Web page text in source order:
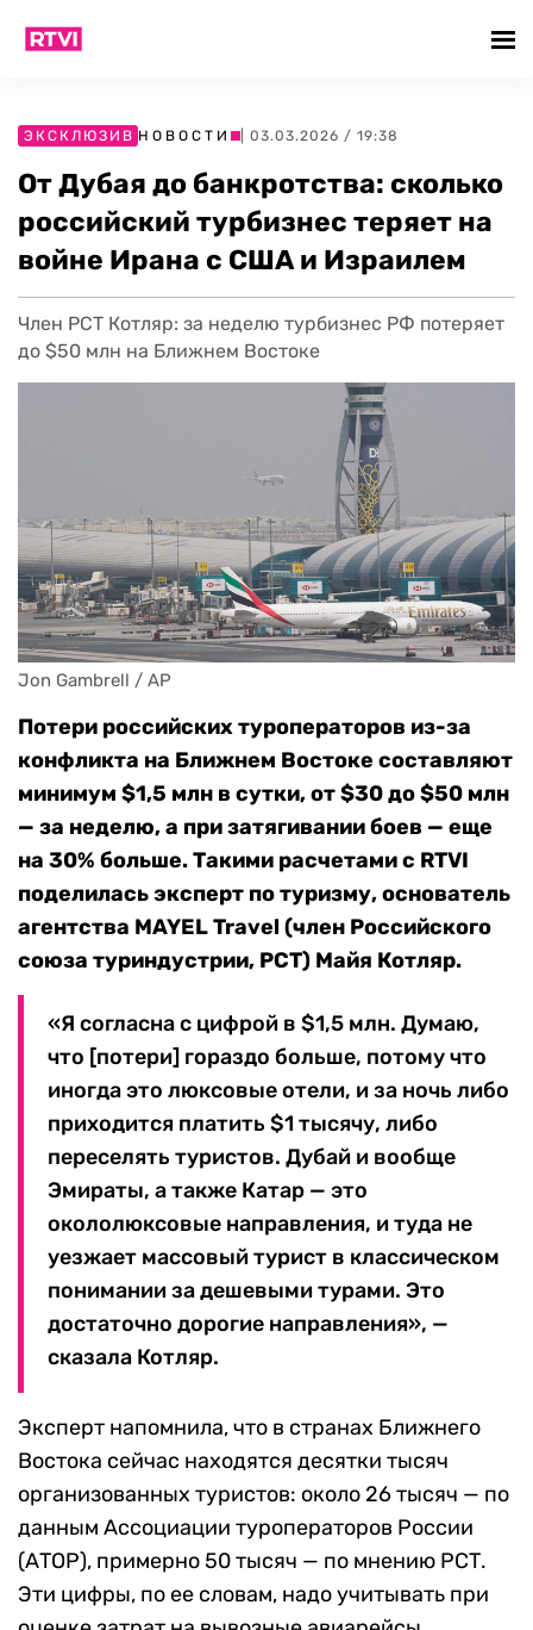
ЭКСКЛЮЗИВ НОВОСТИ | 03.03.2026 / 19:38
От Дубая до банкротства: сколько
российский турбизнес теряет на
войне Ирана с США и Израилем
Член РСТ Котляр: за неделю турбизнес РФ потеряет
до $50 млн на Ближнем Востоке
Jon Gambrell / AP
Потери российских туроператоров из-за
конфликта на Ближнем Востоке составляют
минимум $1,5 млн в сутки, от $30 до $50 млн
— за неделю, а при затягивании боев — еще
на 30% больше. Такими расчетами с RTVI
поделилась эксперт по туризму, основатель
агентства MAYEL Travel (член Российского
союза туриндустрии, РСТ) Майя Котляр.
«Я согласна с цифрой в $1,5 млн. Думаю,
что [потери] гораздо больше, потому что
иногда это люксовые отели, и за ночь либо
приходится платить $1 тысячу, либо
переселять туристов. Дубай и вообще
Эмираты, а также Катар — это
окололюксовые направления, и туда не
уезжает массовый турист в классическом
понимании за дешевыми турами. Это
достаточно дорогие направления», —
сказала Котляр.
Эксперт напомнила, что в странах Ближнего
Востока сейчас находятся десятки тысяч
организованных туристов: около 26 тысяч — по
данным Ассоциации туроператоров России
(АТОР), примерно 50 тысяч — по мнению РСТ.
Эти цифры, по ее словам, надо учитывать при